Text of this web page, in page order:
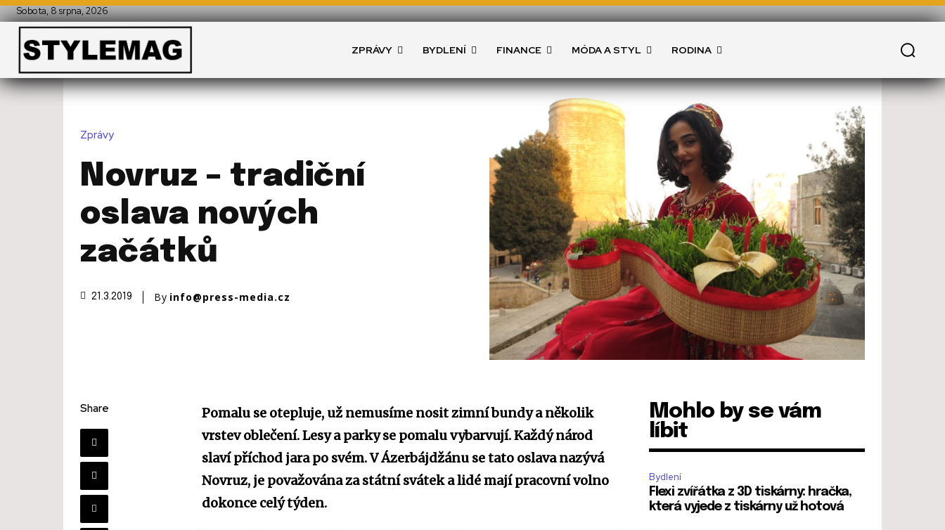
Sobota, 8 srpna, 2026
ZPRÁVY BYDLENÍ FINANCE MÓDA A STYL RODINA
Zprávy
Novruz – tradiční
oslava nových
začátků
21.3.2019 By info@press-media.cz
Share
Pomalu se otepluje, už nemusíme nosit zimní bundy a několik
vrstev oblečení. Lesy a parky se pomalu vybarvují. Každý národ
slaví příchod jara po svém. V Ázerbájdžánu se tato oslava nazývá
Novruz, je považována za státní svátek a lidé mají pracovní volno
dokonce celý týden.
Mohlo by se vám
líbit
Bydlení
Flexi zvířátka z 3D tiskárny: hračka,
která vyjede z tiskárny už hotová